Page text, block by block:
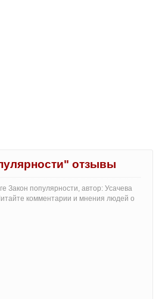
отзывы
Закон популярности, автор: Усачева
комментарии и мнения людей о